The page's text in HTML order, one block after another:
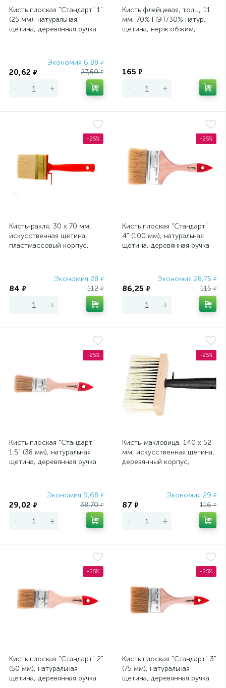
Кисть плоская "Стандарт" 1"
(25 мм), натуральная
щетина, деревянная ручка
Экономия 6,88 ₽
20,62 ₽ 27,50₽
- +
Кисть флейцевая, толщ. 11
мм, 70% ПЭT/30% натур.
щетина, нерж.обжим,
165 ₽
- +
-25%
Кисть-ракля, 30 х 70 мм,
искусственная щетина,
пластмассовый корпус,
Экономия 28 ₽
84 ₽ 112₽
- +
-25%
Кисть плоская "Стандарт"
4" (100 мм), натуральная
щетина, деревянная ручка
Экономия 28,75 ₽
86,25 ₽ 115₽
- +
-25%
Кисть плоская "Стандарт"
1.5" (38 мм), натуральная
щетина, деревянная ручка
Экономия 9,68 ₽
29,02 ₽ 38,70₽
- +
-25%
Кисть-макловица, 140 х 52
мм, искусственная щетина,
деревянный корпус,
Экономия 29 ₽
87 ₽ 116₽
- +
-25%
Кисть плоская "Стандарт" 2"
(50 мм), натуральная
щетина, деревянная ручка
-25%
Кисть плоская "Стандарт" 3"
(75 мм), натуральная
щетина, деревянная ручка